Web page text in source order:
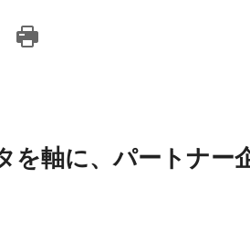
を軸に、パートナー